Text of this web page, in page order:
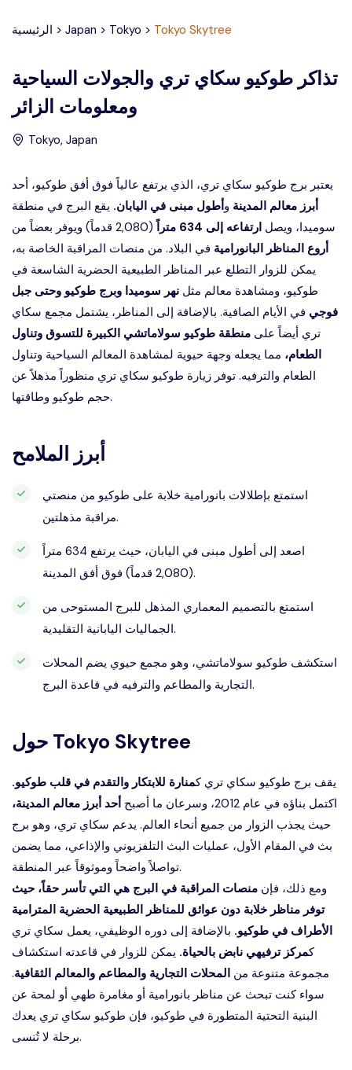
الرئيسية > Japan > Tokyo > Tokyo Skytree
تذاكر طوكيو سكاي تري والجولات السياحية
ومعلومات الزائر
Tokyo, Japan
يعتبر برج طوكيو سكاي تري، الذي يرتفع عالياً فوق أفق طوكيو، أحد
أبرز معالم المدينة وأطول مبنى في اليابان. يقع البرج في منطقة
سوميدا، ويصل ارتفاعه إلى 634 متراً
(2,080 قدماً) ويوفر بعضاً من
أروع المناظر البانورامية في البلاد. من منصات المراقبة الخاصة به،
يمكن للزوار التطلع عبر المناظر الطبيعية الحضرية الشاسعة في
طوكيو، ومشاهدة معالم مثل نهر سوميدا وبرج طوكيو وحتى جبل
فوجي في الأيام الصافية. بالإضافة إلى المناظر، يشتمل مجمع سكاي
تري أيضاً على منطقة طوكيو سولاماتشي الكبيرة للتسوق وتناول
الطعام، مما يجعله وجهة حيوية لمشاهدة المعالم السياحية وتناول
الطعام والترفيه. توفر زيارة طوكيو سكاي تري منظوراً مذهلاً عن
حجم طوكيو وطاقتها.
أبرز الملامح
استمتع بإطلالات بانورامية خلابة على طوكيو من منصتي
مراقبة مذهلتين.
اصعد إلى أطول مبنى في اليابان، حيث يرتفع 634 متراً
(2,080 قدماً) فوق أفق المدينة.
استمتع بالتصميم المعماري المذهل للبرج المستوحى من
الجماليات اليابانية التقليدية.
استكشف طوكيو سولاماتشي، وهو مجمع حيوي يضم المحلات
التجارية والمطاعم والترفيه في قاعدة البرج.
حول Tokyo Skytree
يقف برج طوكيو سكاي تري كمنارة للابتكار والتقدم في قلب طوكيو.
اكتمل بناؤه في عام 2012، وسرعان ما أصبح
أحد أبرز معالم المدينة،
حيث يجذب الزوار من جميع أنحاء العالم. يدعم سكاي تري، وهو برج
بث في المقام الأول، عمليات البث التلفزيوني والإذاعي، مما يضمن
تواصلاً واضحاً وموثوقاً عبر المنطقة.
ومع ذلك، فإن منصات المراقبة في البرج هي التي تأسر حقاً، حيث
توفر مناظر خلابة دون عوائق للمناظر الطبيعية الحضرية المترامية
الأطراف في طوكيو. بالإضافة إلى دوره الوظيفي، يعمل سكاي تري
كمركز ترفيهي نابض بالحياة. يمكن للزوار في قاعدته استكشاف
مجموعة متنوعة من المحلات التجارية والمطاعم والمعالم الثقافية.
سواء كنت تبحث عن مناظر بانورامية أو مغامرة طهي أو لمحة عن
البنية التحتية المتطورة في طوكيو، فإن طوكيو سكاي تري يعدك
برحلة لا تُنسى.